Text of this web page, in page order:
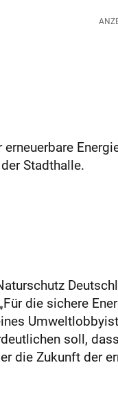
Stadthalle.
die sichere
soll,
die Zukunft der